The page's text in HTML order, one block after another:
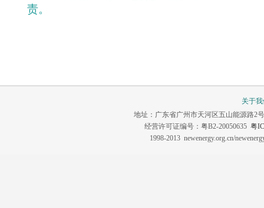
责。
关于
地址：广东省广州市天河区五山能源路2
经营许可证编号：粤B2-20050635 粤
1998-2013 newenergy.org.cn/